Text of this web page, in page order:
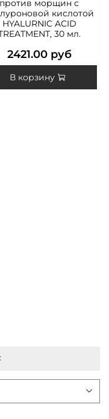
против морщин с
кислотой
HYALURNIC ACID
30 мл.
2421.00 руб
В корзину